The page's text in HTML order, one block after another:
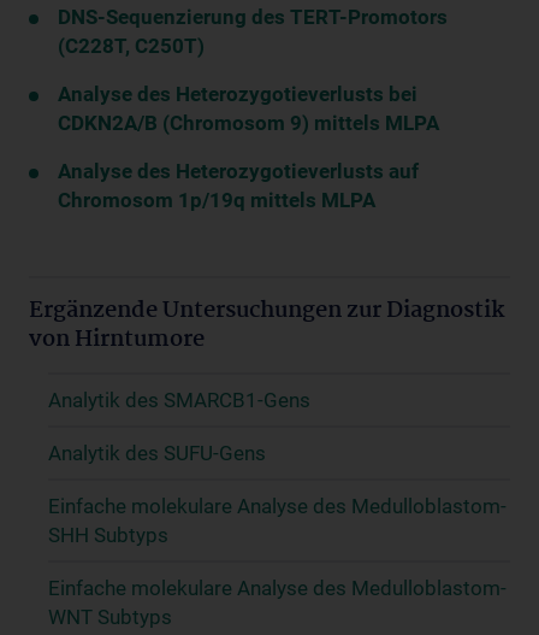
DNS-Sequenzierung des TERT-Promotors
(C228T, C250T)
Analyse des Heterozygotieverlusts bei
CDKN2A/B (Chromosom 9) mittels MLPA
Analyse des Heterozygotieverlusts auf
Chromosom 1p/19q mittels MLPA
Ergänzende Untersuchungen zur Diagnostik
von Hirntumore
Analytik des SMARCB1-Gens
Analytik des SUFU-Gens
Einfache molekulare Analyse des Medulloblastom-
SHH Subtyps
Einfache molekulare Analyse des Medulloblastom-
WNT Subtyps